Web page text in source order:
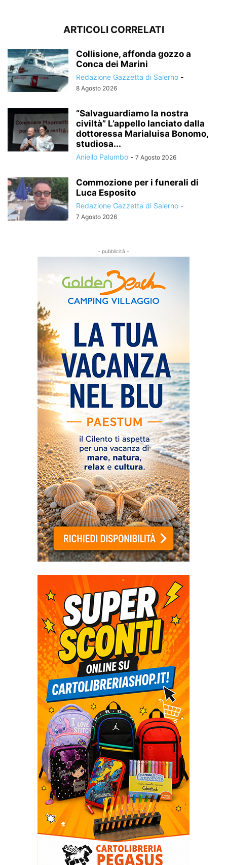
ARTICOLI CORRELATI
Collisione, affonda gozzo a
Conca dei Marini
Redazione Gazzetta di Salerno -
8 Agosto 2026
“Salvaguardiamo la nostra
civiltà” L’appello lanciato dalla
dottoressa Marialuisa Bonomo,
studiosa...
Aniello Palumbo - 7 Agosto 2026
Commozione per i funerali di
Luca Esposito
Redazione Gazzetta di Salerno -
7 Agosto 2026
- pubblicità -